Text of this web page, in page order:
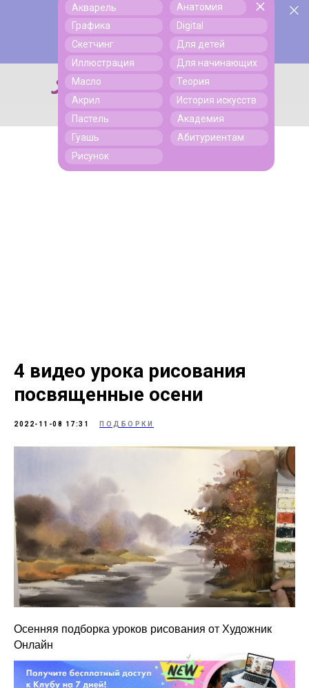
Поиск
Поиск
Акварель
Графика
Скетчинг
Иллюстрация
Масло
Акрил
Пастель
Гуашь
Рисунок
Анатомия
Digital
Для детей
Для начинающих
Теория
История искусств
Академия
Абитуриентам
4 видео урока рисования
посвященные осени
2022-11-08 17:31 ПОДБОРКИ
Осенняя подборка уроков рисования от Художник
Онлайн